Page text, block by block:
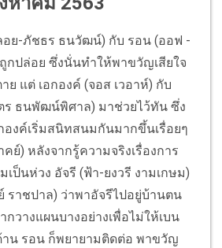
ย-ภัชธร ธนวัฒน์) กับ รอน (ออฟ -
กปล่อย ซึ่งนั่นทำให้พาขวัญเสียใจ
แต่ เอกองค์ (จอส เวอาห์) กับ
ธนพัฒน์พิศาล) มาช่วยไว้ทัน ซึ่ง
งค์เริ่มสนิทสนมกันมากขึ้นเรื่อยๆ
ย์) หลังจากรู้ความจริงเรื่องการ
เป็นห่วง อัจรี (ฟ้า-ยงวรี งามเกษม)
ราชปาล) ว่าพาอัจรีไปอยู่บ้านตน
วางแผนบางอย่างเพื่อไม่ให้เบน
าน รอน ก็พยายามติดต่อ พาขวัญ